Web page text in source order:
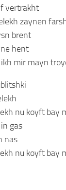
vertrakht
zaynen
brent
hent
mir mayn
nu koyft bay
gas
nas
nu koyft bay